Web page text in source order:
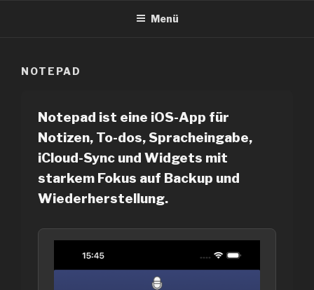
Menü
NOTEPAD
Notepad ist eine iOS-App für
Notizen, To-dos, Spracheingabe,
iCloud-Sync und Widgets mit
starkem Fokus auf Backup und
Wiederherstellung.